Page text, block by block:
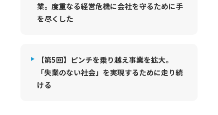
業。度重なる経営危機に会社を守るために手
を尽くした
【第5回】ピンチを乗り越え事業を拡大。
「失業のない社会」を実現するために走り続
ける